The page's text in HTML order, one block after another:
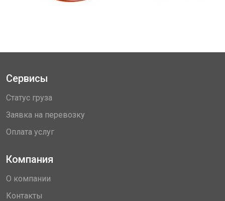
Сервисы
Статус груза
Заявка на перевозку
Оплата услуг
Компания
О компании
Контакты